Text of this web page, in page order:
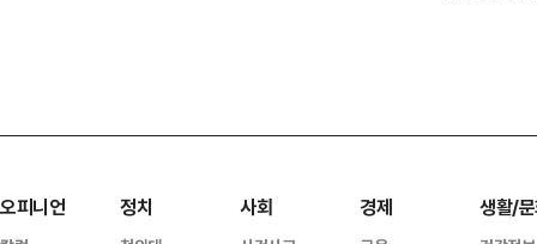
오피니언 정치 사회 경제 생활/